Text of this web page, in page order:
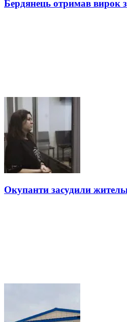
Бердянець отримав вирок
Окупанти засудили